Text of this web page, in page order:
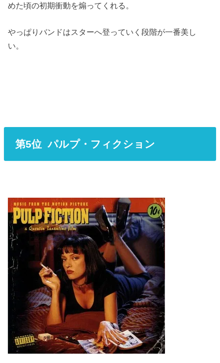
めた頃の初期衝動を煽ってくれる。
やっぱりバンドはスターへ登っていく段階が一番美し
い。
第5位 パルプ・フィクション